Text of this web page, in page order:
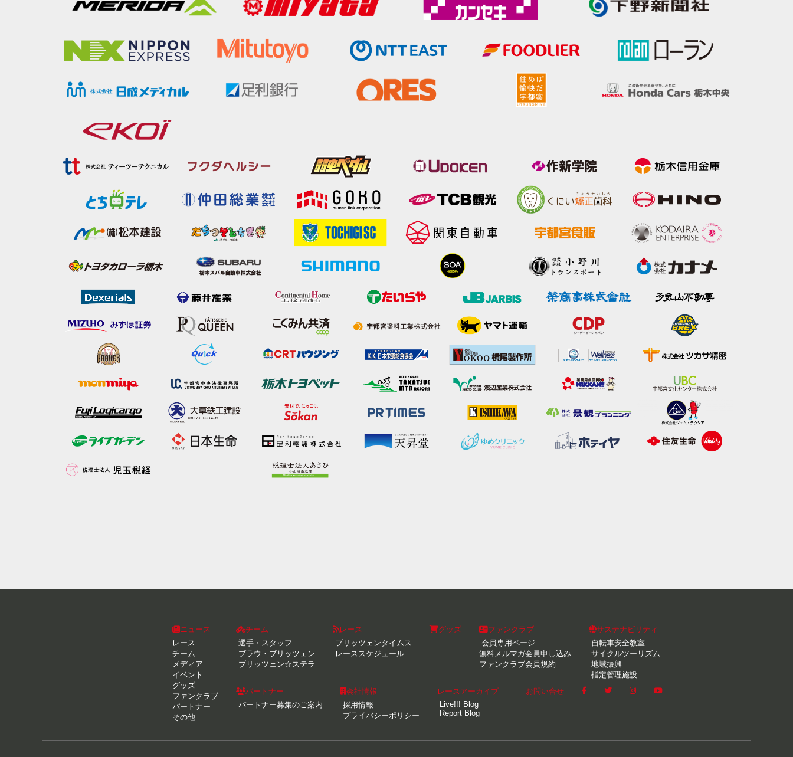
ニュース
レース
チーム
メディア
イベント
グッズ
ファンクラブ
パートナー
その他
チーム
選手・スタッフ
ブラウ・ブリッツェン
ブリッツェン☆ステラ
レース
ブリッツェンタイムス
レーススケジュール
グッズ
ファンクラブ
会員専用ページ
無料メルマガ会員申し込み
ファンクラブ会員規約
サステナビリティ
自転車安全教室
サイクルツーリズム
地域振興
指定管理施設
パートナー
パートナー募集のご案内
会社情報
採用情報
プライバシーポリシー
レースアーカイブ
Live!!! Blog
Report Blog
お問い合せ